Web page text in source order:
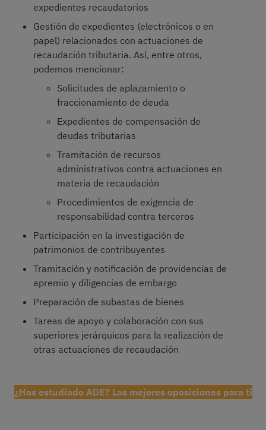
expedientes recaudatorios
Gestión de expedientes (electrónicos o en
papel) relacionados con actuaciones de
recaudación tributaria. Así, entre otros,
podemos mencionar:
Solicitudes de aplazamiento o
fraccionamiento de deuda
Expedientes de compensación de
deudas tributarias
Tramitación de recursos
administrativos contra actuaciones en
materia de recaudación
Procedimientos de exigencia de
responsabilidad contra terceros
Participación en la investigación de
patrimonios de contribuyentes
Tramitación y notificación de providencias de
apremio y diligencias de embargo
Preparación de subastas de bienes
Tareas de apoyo y colaboración con sus
superiores jerárquicos para la realización de
otras actuaciones de recaudación
¿Has estudiado ADE? Las mejores oposiciones para ti